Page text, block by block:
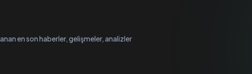
en son haberler, gelişmeler, analizler